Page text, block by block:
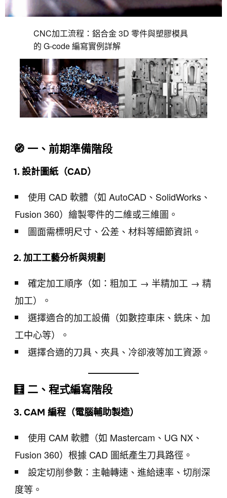
CNC加工流程：鋁合金 3D 零件與塑膠模具
的 G-code 編寫實例詳解
🧭 一、前期準備階段
1. 設計圖紙（CAD）
使用 CAD 軟體（如 AutoCAD、SolidWorks、
Fusion 360）繪製零件的二維或三維圖。
圖面需標明尺寸、公差、材料等細節資訊。
2. 加工工藝分析與規劃
確定加工順序（如：粗加工 → 半精加工 → 精
加工）。
選擇適合的加工設備（如數控車床、銑床、加
工中心等）。
選擇合適的刀具、夾具、冷卻液等加工資源。
🧮 二、程式編寫階段
3. CAM 編程（電腦輔助製造）
使用 CAM 軟體（如 Mastercam、UG NX、
Fusion 360）根據 CAD 圖紙產生刀具路徑。
設定切削參數：主軸轉速、進給速率、切削深
度等。